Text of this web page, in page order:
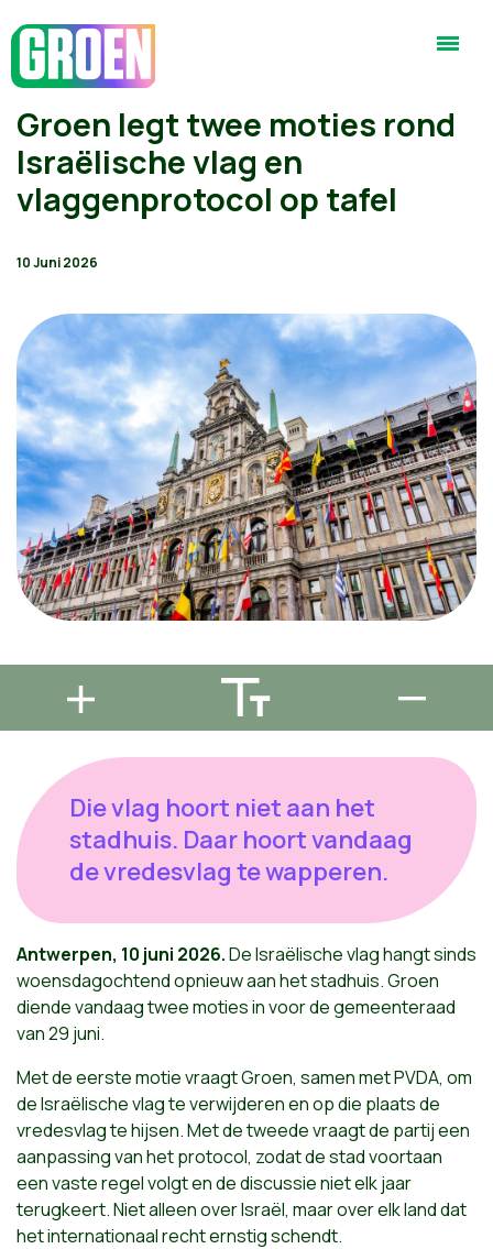
Groen legt twee moties rond
Israëlische vlag en
vlaggenprotocol op tafel
10 Juni 2026
Die vlag hoort niet aan het
stadhuis. Daar hoort vandaag
de vredesvlag te wapperen.
Antwerpen, 10 juni 2026.De Israëlische vlag hangt sinds
woensdagochtend opnieuw aan het stadhuis. Groen
diende vandaag twee moties in voor de gemeenteraad
van 29 juni.
Met de eerste motie vraagt Groen, samen met PVDA, om
de Israëlische vlag te verwijderen en op die plaats de
vredesvlag te hijsen. Met de tweede vraagt de partij een
aanpassing van het protocol, zodat de stad voortaan
een vaste regel volgt en de discussie niet elk jaar
terugkeert. Niet alleen over Israël, maar over elk land dat
het internationaal recht ernstig schendt.